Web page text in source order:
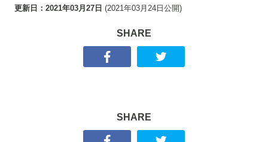
更新日： 2021年03月27日 (2021年03月24日 公開)
SHARE
SHARE